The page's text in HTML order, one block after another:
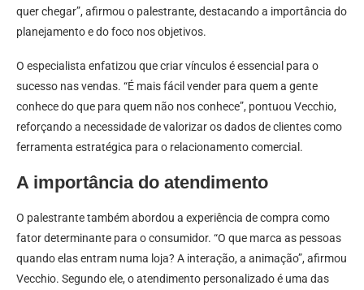
quer chegar”, afirmou o palestrante, destacando a importância do
planejamento e do foco nos objetivos.
O especialista enfatizou que criar vínculos é essencial para o
sucesso nas vendas. “É mais fácil vender para quem a gente
conhece do que para quem não nos conhece”, pontuou Vecchio,
reforçando a necessidade de valorizar os dados de clientes como
ferramenta estratégica para o relacionamento comercial.
A importância do atendimento
O palestrante também abordou a experiência de compra como
fator determinante para o consumidor. “O que marca as pessoas
quando elas entram numa loja? A interação, a animação”, afirmou
Vecchio. Segundo ele, o atendimento personalizado é uma das